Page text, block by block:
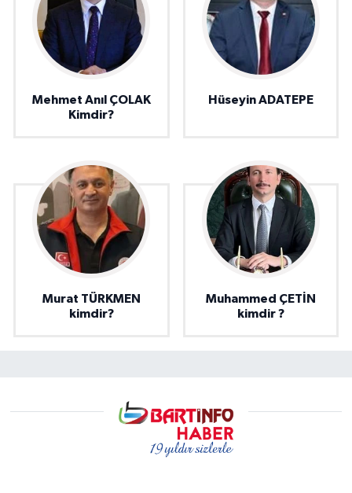
Mehmet Anıl ÇOLAK
Kimdir?
Hüseyin ADATEPE
Murat TÜRKMEN
kimdir?
Muhammed ÇETİN
kimdir ?